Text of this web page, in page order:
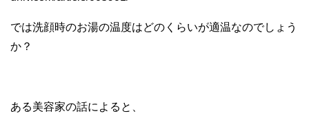
では洗顔時のお湯の温度はどのくらいが適温なのでしょう
か？
ある美容家の話によると、